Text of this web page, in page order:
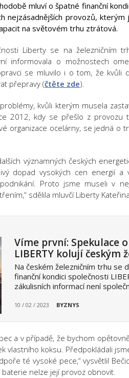
mluví o špatné finanční
nejzásadnějších provozů, kterým
na světovém trhu ztrátová.
Liberty se na železničním
informovala o možnostech
se mluvilo i o tom, že kvůli
přepravy (čtěte zde).
kvůli kterým musela
2012, kdy se přešlo z provozu
organizace ocelárny, se jedná o
významných českých
dopad vysokých cen energií a
Proto jsme museli v
sdělila mluvčí Liberty
Víme první: Spekulace
LIBERTY kolují
Na českém železničním trhu se
finanční kondici společnosti
zákulisních informací není
10 / 02 / 2023 BYZNYS
a v případě, že bychom
vlastního koksu. Předpokládali
té vysoké pece,“ vysvětlil
nelze její provoz obnovit.